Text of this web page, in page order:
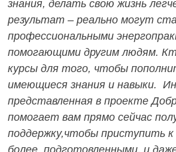
знания, делать свою жизнь
результат – реально могут
профессиональными
помогающими другим людям.
курсы для того, чтобы
имеющиеся знания и навыки.
представленная в проекте
помогает вам прямо сейчас
поддержку,чтобы приступить к
более подготовленными, и